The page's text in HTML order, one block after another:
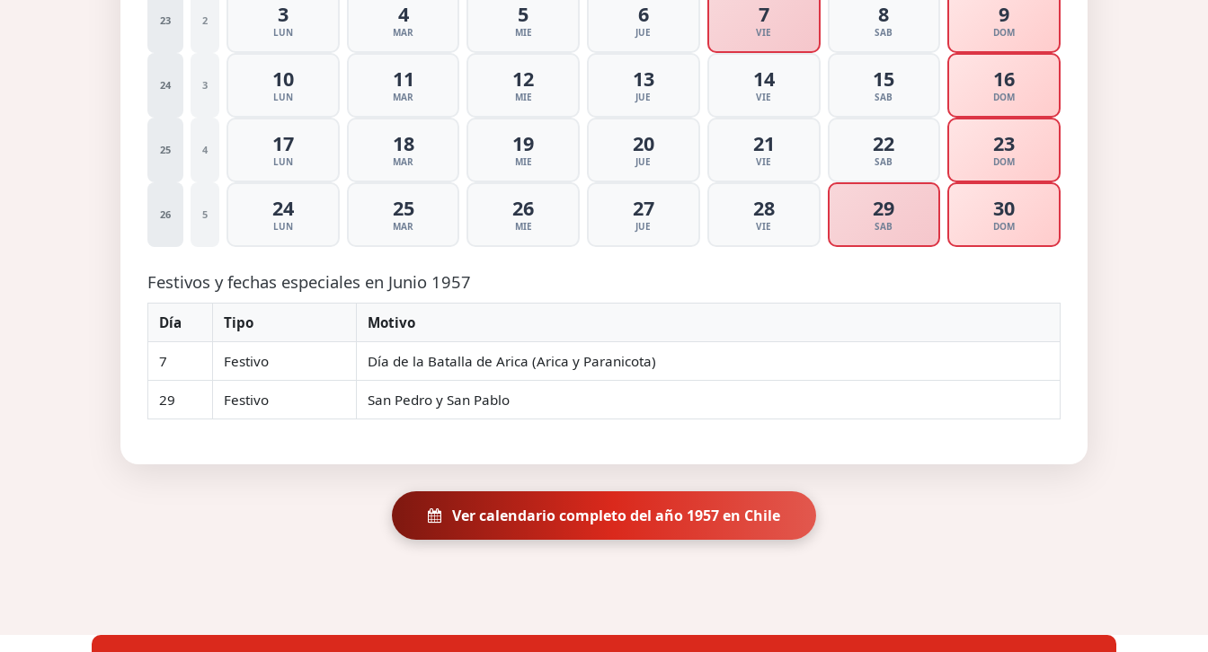
23 2 3
LUN
4
MAR
5
MIE
6
JUE
7
VIE
8
SAB
9
DOM
24 3 10
LUN
11
MAR
12
MIE
13
JUE
14
VIE
15
SAB
16
DOM
25 4 17
LUN
18
MAR
19
MIE
20
JUE
21
VIE
22
SAB
23
DOM
26 5 24
LUN
25
MAR
26
MIE
27
JUE
28
VIE
29
SAB
30
DOM
Festivos y fechas especiales en Junio 1957
Día Tipo Motivo
7 Festivo Día de la Batalla de Arica (Arica y Paranicota)
29 Festivo San Pedro y San Pablo
Ver calendario completo del año 1957 en Chile